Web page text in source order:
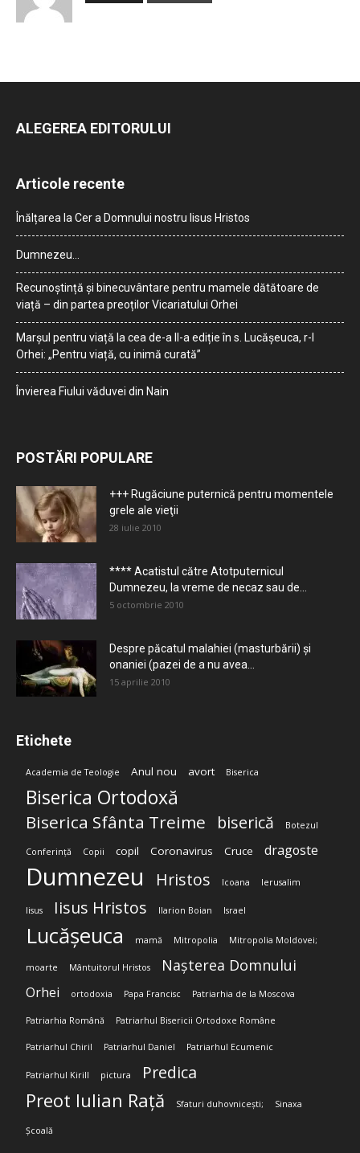
ALEGEREA EDITORULUI
Articole recente
Înălțarea la Cer a Domnului nostru Iisus Hristos
Dumnezeu…
Recunoștință și binecuvântare pentru mamele dătătoare de
viață – din partea preoților Vicariatului Orhei
Marșul pentru viață la cea de-a II-a ediție în s. Lucășeuca, r-l
Orhei: „Pentru viață, cu inimă curată”
Învierea Fiului văduvei din Nain
POSTĂRI POPULARE
+++ Rugăciune puternică pentru momentele
grele ale vieţii
28 iulie 2010
**** Acatistul către Atotputernicul
Dumnezeu, la vreme de necaz sau de...
5 octombrie 2010
Despre păcatul malahiei (masturbării) şi
onaniei (pazei de a nu avea...
15 aprilie 2010
Etichete
Academia de Teologie Anul nou avort Biserica
Biserica Ortodoxă
Biserica Sfânta Treime biserică Botezul
Conferință Copii copil Coronavirus Cruce dragoste
Dumnezeu Hristos Icoana Ierusalim
Iisus Iisus Hristos Ilarion Boian Israel
Lucășeuca mamă Mitropolia Mitropolia Moldovei;
moarte Mântuitorul Hristos Nașterea Domnului
Orhei ortodoxia Papa Francisc Patriarhia de la Moscova
Patriarhia Română Patriarhul Bisericii Ortodoxe Române
Patriarhul Chiril Patriarhul Daniel Patriarhul Ecumenic
Patriarhul Kirill pictura Predica
Preot Iulian Rață Sfaturi duhovnicești; Sinaxa
Școală